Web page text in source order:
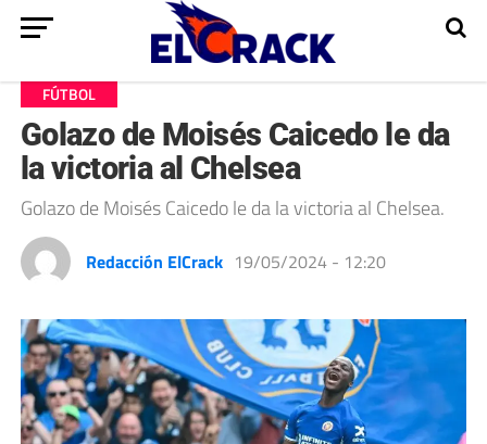
FÚTBOL
Golazo de Moisés Caicedo le da
la victoria al Chelsea
Golazo de Moisés Caicedo le da la victoria al Chelsea.
Redacción ElCrack 19/05/2024 - 12:20